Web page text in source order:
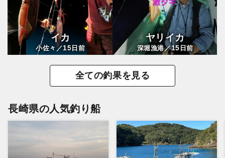
イカ
小佐々／15日前
ヤリイカ
深堀漁港／15 日前
全ての釣果を見る
長崎県の人気釣り船